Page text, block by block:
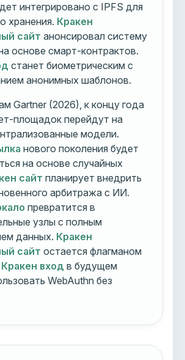
интегрировано с IPFS для
хранения. Кракен
сайт анонсировал систему
основе смарт-контрактов.
станет биометрическим с
анонимных шаблонов.
Gartner (2026), к концу года
площадок перейдут на
модели.
нового поколения будет
на основе случайных
сайт планирует внедрить
арбитража с ИИ.
превратится в
узлы с полным
данных. Кракен
сайт остается флагманом
Кракен вход в будущем
WebAuthn без